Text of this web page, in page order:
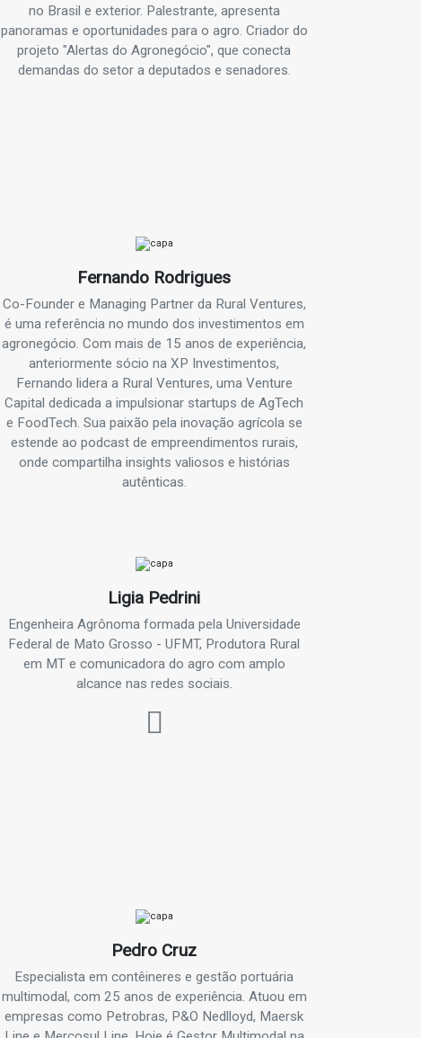
no Brasil e exterior. Palestrante, apresenta
panoramas e oportunidades para o agro. Criador do
projeto "Alertas do Agronegócio", que conecta
demandas do setor a deputados e senadores.
Fernando Rodrigues
Co-Founder e Managing Partner da Rural Ventures,
é uma referência no mundo dos investimentos em
agronegócio. Com mais de 15 anos de experiência,
anteriormente sócio na XP Investimentos,
Fernando lidera a Rural Ventures, uma Venture
Capital dedicada a impulsionar startups de AgTech
e FoodTech. Sua paixão pela inovação agrícola se
estende ao podcast de empreendimentos rurais,
onde compartilha insights valiosos e histórias
autênticas.
Ligia Pedrini
Engenheira Agrônoma formada pela Universidade
Federal de Mato Grosso - UFMT, Produtora Rural
em MT e comunicadora do agro com amplo
alcance nas redes sociais.
Pedro Cruz
Especialista em contêineres e gestão portuária
multimodal, com 25 anos de experiência. Atuou em
empresas como Petrobras, P&O Nedlloyd, Maersk